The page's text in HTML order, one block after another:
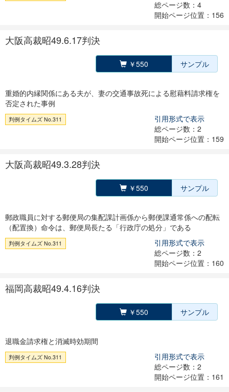
総ページ数：4
開始ページ位置：156
大阪高裁昭49.6.17判決
￥550 サンプル
重婚的内縁関係にある夫が、妻の交通事故死による慰藉料請求権を
否定された事例
判例タイムズ No.311
引用形式で表示
総ページ数：2
開始ページ位置：159
大阪高裁昭49.3.28判決
￥550 サンプル
郵政職員に対する郵便局の集配課計画係から郵便課通常係への配転
（配置換）命令は、郵便局長たる「行政庁の処分」である
判例タイムズ No.311
引用形式で表示
総ページ数：2
開始ページ位置：160
福岡高裁昭49.4.16判決
￥550 サンプル
退職金請求権と消滅時効期間
判例タイムズ No.311
引用形式で表示
総ページ数：2
開始ページ位置：161